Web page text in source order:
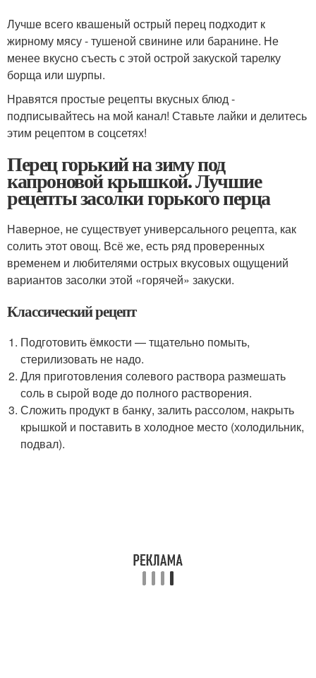
Лучше всего квашеный острый перец подходит к
жирному мясу - тушеной свинине или баранине. Не
менее вкусно съесть с этой острой закуской тарелку
борща или шурпы.
Нравятся простые рецепты вкусных блюд -
подписывайтесь на мой канал! Ставьте лайки и делитесь
этим рецептом в соцсетях!
Перец горький на зиму под
капроновой крышкой. Лучшие
рецепты засолки горького перца
Наверное, не существует универсального рецепта, как
солить этот овощ. Всё же, есть ряд проверенных
временем и любителями острых вкусовых ощущений
вариантов засолки этой «горячей» закуски.
Классический рецепт
Подготовить ёмкости — тщательно помыть,
стерилизовать не надо.
Для приготовления солевого раствора размешать
соль в сырой воде до полного растворения.
Сложить продукт в банку, залить рассолом, накрыть
крышкой и поставить в холодное место (холодильник,
подвал).